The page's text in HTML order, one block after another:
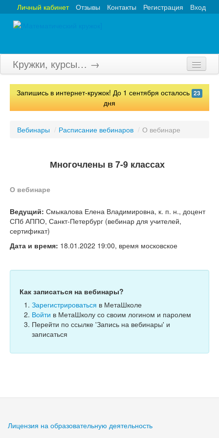
Вход
Регистрация
Контакты
Отзывы
Личный кабинет
Кружки, курсы… →
Главная
Тесты
Запишись в интернет-кружок! До 1 сентября осталось 23
дня
Вебинары / Расписание вебинаров / О вебинаре
Многочлены в 7-9 классах
О вебинаре
Ведущий: Смыкалова Елена Владимировна, к. п. н., доцент
СПб АППО, Санкт-Петербург (вебинар для учителей,
сертификат)
Дата и время: 18.01.2022 19:00, время московское
Как записаться на вебинары?
Зарегистрироваться в МетаШколе
Войти в МетаШколу со своим логином и паролем
Перейти по ссылке 'Запись на вебинары' и
записаться
Лицензия на образовательную деятельность